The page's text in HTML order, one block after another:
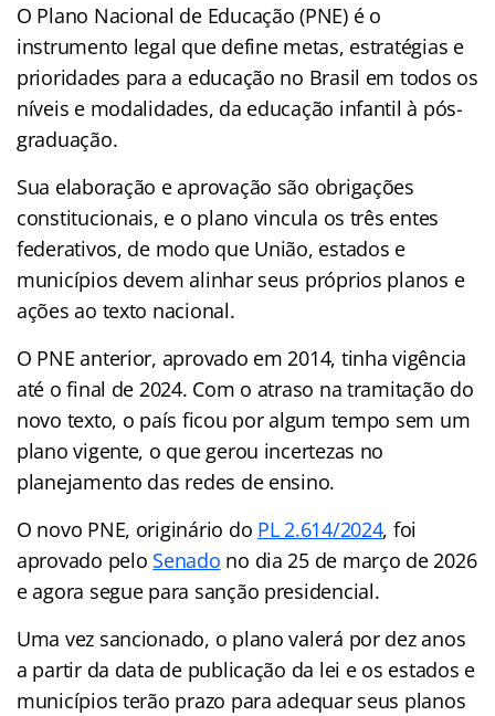
O Plano Nacional de Educação (PNE) é o
instrumento legal que define metas, estratégias e
prioridades para a educação no Brasil em todos os
níveis e modalidades, da educação infantil à pós-
graduação.
Sua elaboração e aprovação são obrigações
constitucionais, e o plano vincula os três entes
federativos, de modo que União, estados e
municípios devem alinhar seus próprios planos e
ações ao texto nacional.
O PNE anterior, aprovado em 2014, tinha vigência
até o final de 2024. Com o atraso na tramitação do
novo texto, o país ficou por algum tempo sem um
plano vigente, o que gerou incertezas no
planejamento das redes de ensino.
O novo PNE, originário do PL 2.614/2024, foi
aprovado pelo Senado no dia 25 de março de 2026
e agora segue para sanção presidencial.
Uma vez sancionado, o plano valerá por dez anos
a partir da data de publicação da lei e os estados e
municípios terão prazo para adequar seus planos